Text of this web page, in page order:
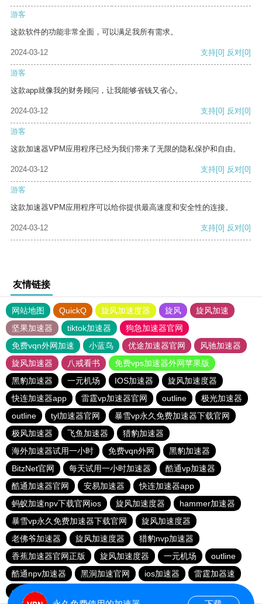
游客
这款软件的功能非常全面，可以满足我所有需求。
2024-03-12 支持[0] 反对[0]
游客
这款app就像我的财务顾问，让我能够省钱又省心。
2024-03-12 支持[0] 反对[0]
游客
这款加速器VPM应用程序已经为我们带来了无限的隐私保护和自由。
2024-03-12 支持[0] 反对[0]
游客
这款加速器VPM应用程序可以给你提供最高速度和安全性的连接。
2024-03-12 支持[0] 反对[0]
友情链接
网站地图 QuickQ 旋风加速度器 旋风
旋风加速
坚果加速器
tiktok加速器
狗急加速器官网
免费vqn外网加速
小蓝鸟 优途加速器官网
风驰加速器
旋风加速器
八戒看书
免费vps加速器外网苹果版
黑豹加速器
一元机场 IOS加速器
旋风加速度器
快连加速器app
雷霆vp加速器官网 outline
极光加速器
outline
tyl加速器官网
暴雪vp永久免费加速器下载官网
极风加速器
飞鱼加速器
猎豹加速器
海外加速器试用一小时
免费vqn外网
黑豹加速器
BitzNet官网
每天试用一小时加速器
酷通vp加速器
酷通加速器官网
安易加速器
快连加速器app
蚂蚁加速npv下载官网ios
旋风加速度器
hammer加速器
暴雪vp永久免费加速器下载官网
旋风加速度器
老佛爷加速器
旋风加速度器
猎豹nvp加速器
香蕉加速器官网正版
旋风加速度器 一元机场
outline
酷通npv加速器
黑洞加速官网 ios加速器
雷霆加器速
一元机场